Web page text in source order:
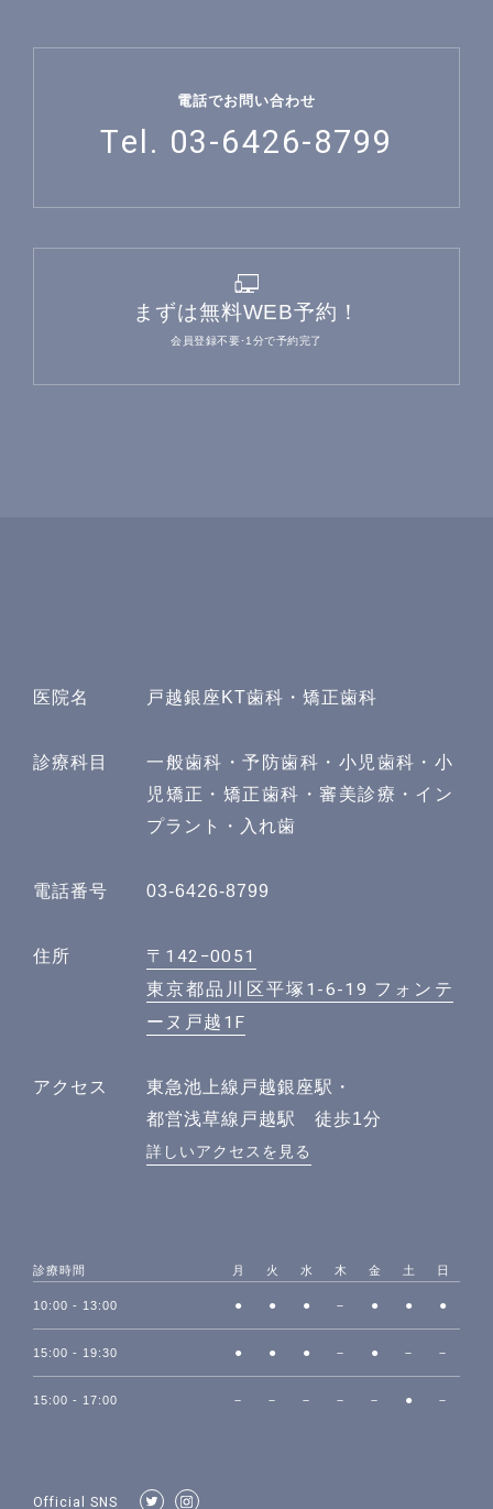
電話でお問い合わせ
Tel. 03-6426-8799
まずは無料WEB予約！
会員登録不要･1分で予約完了
医院名 戸越銀座KT歯科・矯正歯科
診療科目
一般歯科・予防歯科・小児歯科・小
児矯正・矯正歯科・審美診療・イン
プラント・入れ歯
電話番号 03-6426-8799
住所
〒142−0051
東京都品川区平塚1-6-19 フォンテ
ーヌ戸越1F
アクセス
東急池上線戸越銀座駅・
都営浅草線戸越駅 徒歩1分
詳しいアクセスを見る
診療時間 月 火 水 木 金 土 日
10:00 - 13:00 ● ● ● － ● ● ●
15:00 - 19:30 ● ● ● － ● － －
15:00 - 17:00 － － － － － ● －
Official SNS